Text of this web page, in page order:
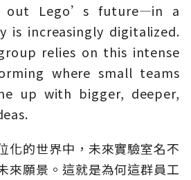
out Lego’s future—in a
is increasingly digitalized.
relies on this intense
where small teams
up with bigger, deeper,
化的世界中，未來實驗室名不
來願景。這就是為何這群員工